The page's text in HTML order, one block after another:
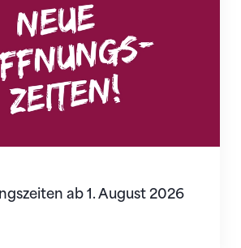
ab 1. August 2026